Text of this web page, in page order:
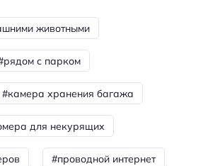
животными
с парком
#камера хранения багажа
для некурящих
#проводной интернет